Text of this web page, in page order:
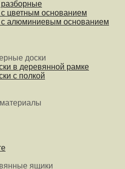
цветным основанием
алюминиевым основанием
доски
в деревянной рамке
с полкой
ящики